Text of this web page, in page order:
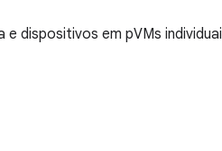
dispositivos em pVMs